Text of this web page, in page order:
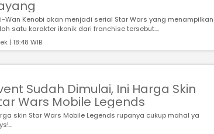
Wan Kenobi akan menjadi serial Star Wars yang menampilkan
satu karakter ikonik dari franchise tersebut....
| 18:48 WIB
Sudah Dimulai, Ini Harga Skin
Wars Mobile Legends
skin Star Wars Mobile Legends rupanya cukup mahal ya